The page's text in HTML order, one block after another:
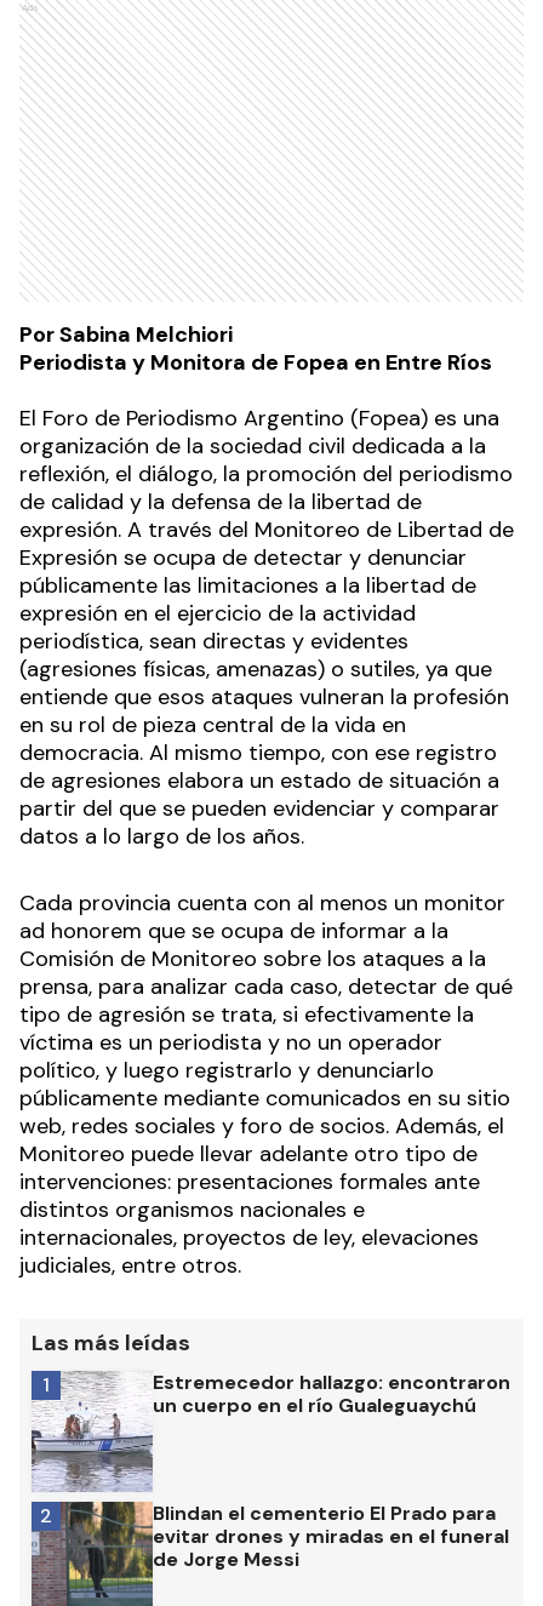
Ads
Por Sabina Melchiori
Periodista y Monitora de Fopea en Entre Ríos
El Foro de Periodismo Argentino (Fopea) es una
organización de la sociedad civil dedicada a la
reflexión, el diálogo, la promoción del periodismo
de calidad y la defensa de la libertad de
expresión. A través del Monitoreo de Libertad de
Expresión se ocupa de detectar y denunciar
públicamente las limitaciones a la libertad de
expresión en el ejercicio de la actividad
periodística, sean directas y evidentes
(agresiones físicas, amenazas) o sutiles, ya que
entiende que esos ataques vulneran la profesión
en su rol de pieza central de la vida en
democracia. Al mismo tiempo, con ese registro
de agresiones elabora un estado de situación a
partir del que se pueden evidenciar y comparar
datos a lo largo de los años.
Cada provincia cuenta con al menos un monitor
ad honorem que se ocupa de informar a la
Comisión de Monitoreo sobre los ataques a la
prensa, para analizar cada caso, detectar de qué
tipo de agresión se trata, si efectivamente la
víctima es un periodista y no un operador
político, y luego registrarlo y denunciarlo
públicamente mediante comunicados en su sitio
web, redes sociales y foro de socios. Además, el
Monitoreo puede llevar adelante otro tipo de
intervenciones: presentaciones formales ante
distintos organismos nacionales e
internacionales, proyectos de ley, elevaciones
judiciales, entre otros.
Las más leídas
Estremecedor hallazgo: encontraron
un cuerpo en el río Gualeguaychú
1
Blindan el cementerio El Prado para
evitar drones y miradas en el funeral
de Jorge Messi
2